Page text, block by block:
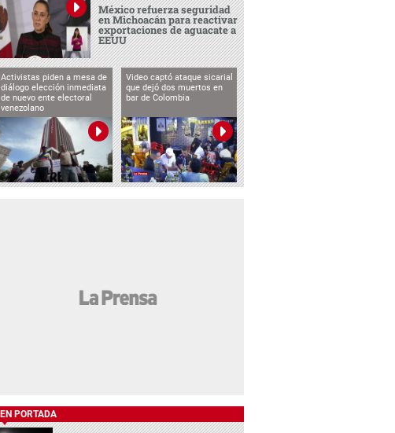
México refuerza seguridad
en Michoacán para reactivar
exportaciones de aguacate a
EEUU
Activistas piden a mesa de
diálogo elección inmediata
de nuevo ente electoral
venezolano
Video captó ataque sicarial
que dejó dos muertos en
bar de Colombia
EN PORTADA